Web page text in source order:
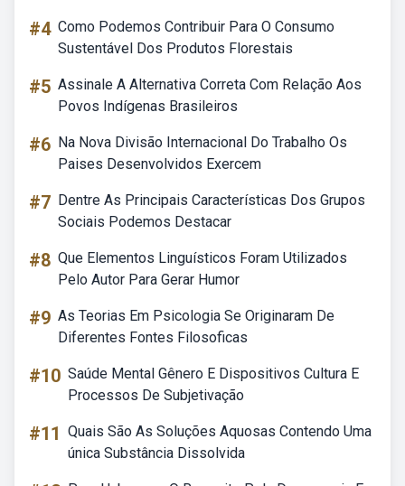
#4 Como Podemos Contribuir Para O Consumo
Sustentável Dos Produtos Florestais
#5 Assinale A Alternativa Correta Com Relação Aos
Povos Indígenas Brasileiros
#6 Na Nova Divisão Internacional Do Trabalho Os
Paises Desenvolvidos Exercem
#7 Dentre As Principais Características Dos Grupos
Sociais Podemos Destacar
#8 Que Elementos Linguísticos Foram Utilizados
Pelo Autor Para Gerar Humor
#9 As Teorias Em Psicologia Se Originaram De
Diferentes Fontes Filosoficas
#10 Saúde Mental Gênero E Dispositivos Cultura E
Processos De Subjetivação
#11 Quais São As Soluções Aquosas Contendo Uma
única Substância Dissolvida